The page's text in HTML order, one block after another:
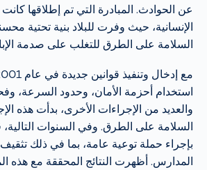
عن الحوادث. المبادرة التي تم إطلاقها كانت
الإنسانية، حيث وفرت للبلاد بنية تحتية
السلامة على الطرق للتغلب على صدمة
استخدام أحزمة الأمان، وحدود السرعة،
والعديد من الإجراءات الأخرى، بدأت هذه
السلامة على الطرق. وفي السنوات
بإجراء حملة توعية عامة، بما في ذلك
المدارس. أظهرت النتائج المحققة مع هذه